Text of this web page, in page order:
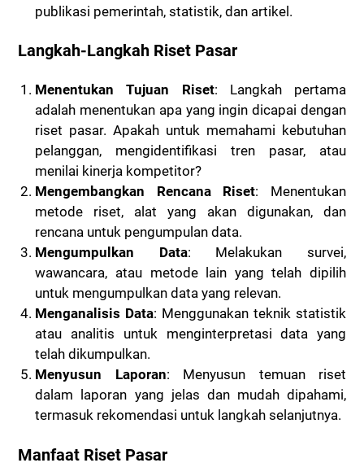
publikasi pemerintah, statistik, dan artikel.
Langkah-Langkah Riset Pasar
Menentukan Tujuan Riset: Langkah pertama
adalah menentukan apa yang ingin dicapai dengan
riset pasar. Apakah untuk memahami kebutuhan
pelanggan, mengidentifikasi tren pasar, atau
menilai kinerja kompetitor?
Mengembangkan Rencana Riset: Menentukan
metode riset, alat yang akan digunakan, dan
rencana untuk pengumpulan data.
Mengumpulkan Data: Melakukan survei,
wawancara, atau metode lain yang telah dipilih
untuk mengumpulkan data yang relevan.
Menganalisis Data: Menggunakan teknik statistik
atau analitis untuk menginterpretasi data yang
telah dikumpulkan.
Menyusun Laporan: Menyusun temuan riset
dalam laporan yang jelas dan mudah dipahami,
termasuk rekomendasi untuk langkah selanjutnya.
Manfaat Riset Pasar